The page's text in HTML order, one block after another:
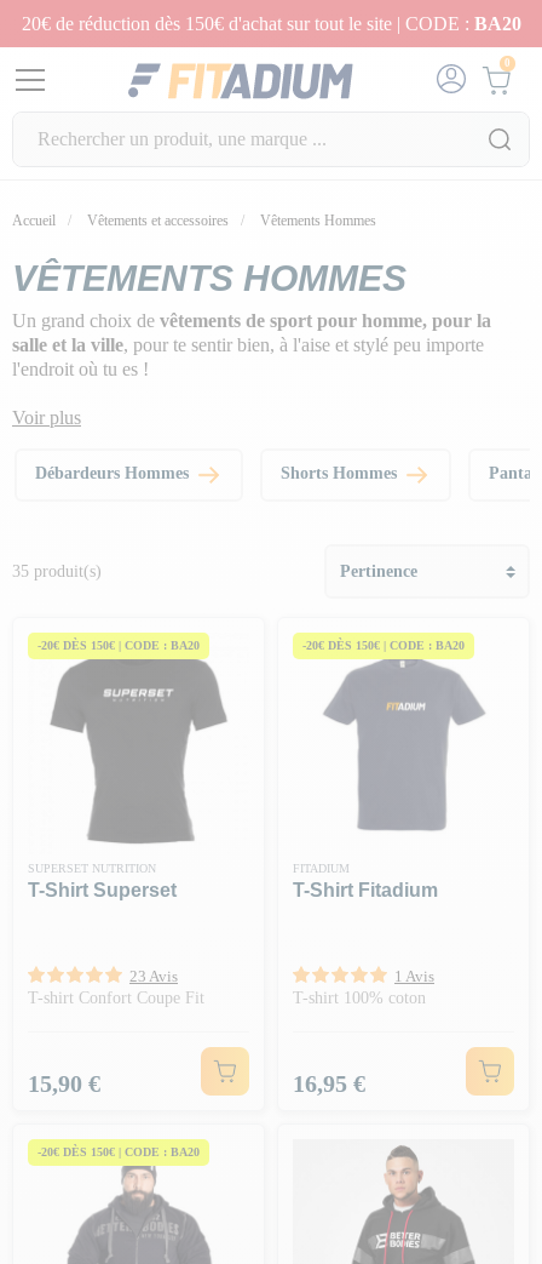
20€ de réduction dès 150€ d'achat sur tout le site | CODE : BA20
0
Accueil Vêtements et accessoires Vêtements Hommes
VÊTEMENTS HOMMES
Un grand choix de vêtements de sport pour homme, pour la
salle et la ville, pour te sentir bien, à l'aise et stylé peu importe
l'endroit où tu es !
Voir plus
Débardeurs Hommes Shorts Hommes
35 produit(s)
-20€ DÈS 150€ | CODE : BA20
SUPERSET NUTRITION
T-Shirt Superset
23 Avis
T-shirt Confort Coupe Fit
Prix
15,90 €
-20€ DÈS 150€ | CODE : BA20
FITADIUM
T-Shirt Fitadium
1 Avis
T-shirt 100% coton
Prix
16,95 €
-20€ DÈS 150€ | CODE : BA20